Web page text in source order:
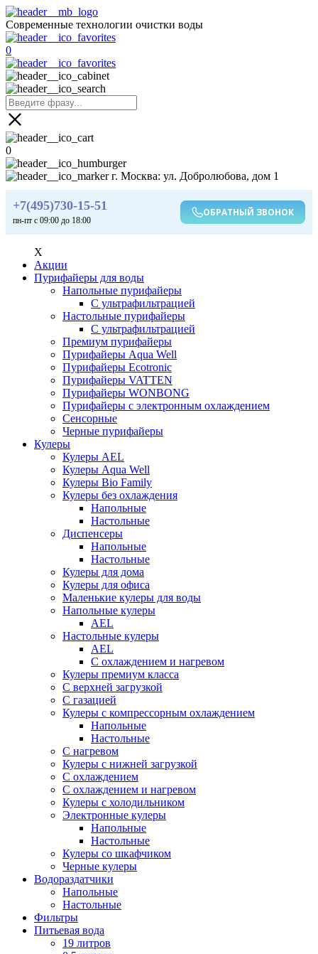
Современные технологии очистки воды
0
0
г. Москва: ул. Добролюбова, дом 1
+7(495)730-15-51
пн-пт с 09:00 до 18:00
ОБРАТНЫЙ ЗВОНОК
X
Акции
Пурифайеры для воды
Напольные пурифайеры
С ультрафильтрацией
Настольные пурифайеры
С ультрафильтрацией
Премиум пурифайеры
Пурифайеры Aqua Well
Пурифайеры Ecotronic
Пурифайеры VATTEN
Пурифайеры WONBONG
Пурифайеры с электронным охлаждением
Сенсорные
Черные пурифайеры
Кулеры
Кулеры AEL
Кулеры Aqua Well
Кулеры Bio Family
Кулеры без охлаждения
Напольные
Настольные
Диспенсеры
Напольные
Настольные
Кулеры для дома
Кулеры для офиса
Маленькие кулеры для воды
Напольные кулеры
AEL
Настольные кулеры
AEL
С охлаждением и нагревом
Кулеры премиум класса
С верхней загрузкой
С газацией
Кулеры с компрессорным охлаждением
Напольные
Настольные
С нагревом
Кулеры с нижней загрузкой
С охлаждением
С охлаждением и нагревом
Кулеры с холодильником
Электронные кулеры
Напольные
Настольные
Кулеры со шкафчиком
Черные кулеры
Водораздатчики
Напольные
Настольные
Фильтры
Питьевая вода
19 литров